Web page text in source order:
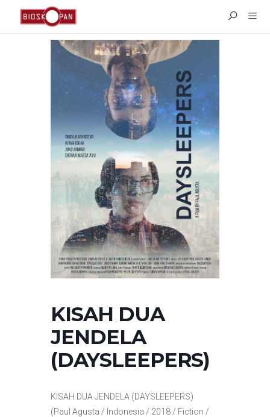
KISAH DUA
JENDELA
(DAYSLEEPERS)
KISAH DUA JENDELA (DAYSLEEPERS)
(Paul Agusta / Indonesia / 2018 / Fiction /